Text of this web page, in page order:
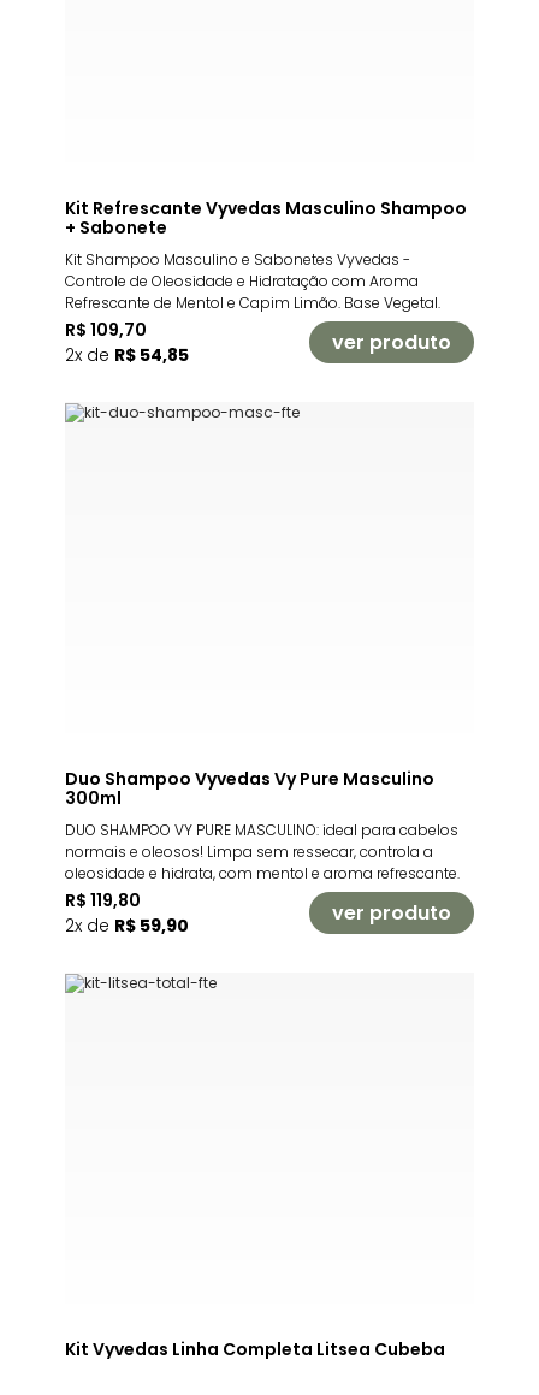
Kit Refrescante Vyvedas Masculino Shampoo
+ Sabonete
Kit Shampoo Masculino e Sabonetes Vyvedas -
Controle de Oleosidade e Hidratação com Aroma
Refrescante de Mentol e Capim Limão. Base Vegetal.
R$ 109,70
2x de R$ 54,85 ver produto
Duo Shampoo Vyvedas Vy Pure Masculino
300ml
DUO SHAMPOO VY PURE MASCULINO: ideal para cabelos
normais e oleosos! Limpa sem ressecar, controla a
oleosidade e hidrata, com mentol e aroma refrescante.
R$ 119,80
2x de R$ 59,90 ver produto
Kit Vyvedas Linha Completa Litsea Cubeba